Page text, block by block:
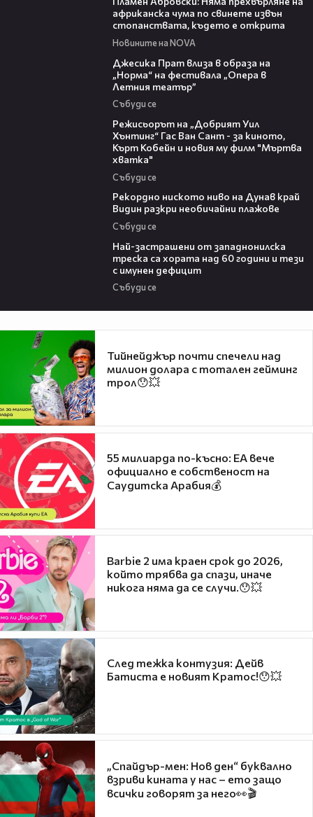
африканска чума по свинете извън
стопанствата, където е открита
Новините на NOVA
Джесика Прат влиза в образа на
„Норма“ на фестивала „Опера в
Летния театър”
Събуди се
Режисьорът на „Добрият Уил
Хънтинг“ Гас Ван Сант - за киното,
Кърт Кобейн и новия му филм "Мъртва
хватка"
Събуди се
Рекордно ниското ниво на Дунав край
Видин разкри необичайни плажове
Събуди се
Най-застрашени от западнонилска
треска са хората над 60 години и тези
с имунен дефицит
Събуди се
Тийнейджър почти спечели над
милион долара с тотален гейминг
трол😯💥
55 милиарда по-късно: EA вече
официално е собственост на
Саудитска Арабия💰
Barbie 2 има краен срок до 2026,
който трябва да спази, иначе
никога няма да се случи.😯💥
След тежка контузия: Дейв
Батиста е новият Кратос!😯💥
„Спайдър-мен: Нов ден“ буквално
взриви кината у нас – ето защо
всички говорят за него👀🎬